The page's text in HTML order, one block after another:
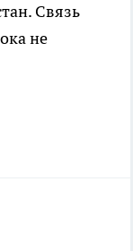
Связь
не